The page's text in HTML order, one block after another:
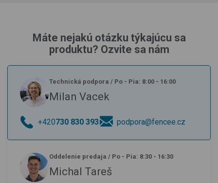
Máte nejakú otázku týkajúcu sa
produktu? Ozvite sa nám
Technická podpora / Po - Pia: 8:00 - 16:00
Milan Vacek
+420730 830 393 podpora@fencee.cz
Oddelenie predaja / Po - Pia: 8:30 - 16:30
Michal Tareš